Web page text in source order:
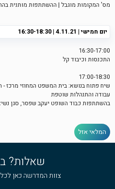
מס' המקומות מוגבל | ההשתתפות מותנית
יום חמישי | 4.11.21 | 16:30-18:30
16:30-17:00
התכנסות וכיבוד קל
17:00-18:30
שיח פתוח בנושא: בית המשפט המחוזי מרכז -
עבודה והתנהלות שוטפת
בהשתתפות כבוד השופט יעקב שפסר, סגן
המלאי אזל
שאלות?
צוות המדרשה כאן